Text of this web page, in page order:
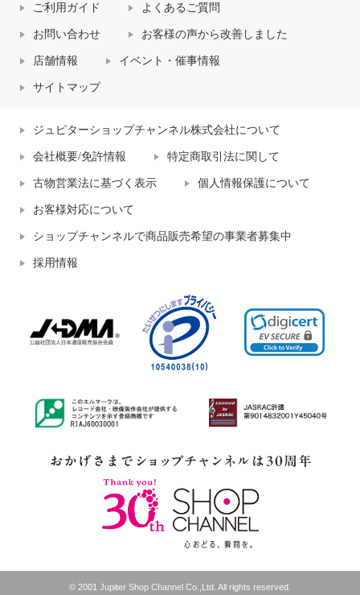
ご利用ガイド よくあるご質問
お問い合わせ お客様の声から改善しました
店舗情報 イベント・催事情報
サイトマップ
ジュピターショップチャンネル株式会社について
会社概要/免許情報 特定商取引法に関して
古物営業法に基づく表示 個人情報保護について
お客様対応について
ショップチャンネルで商品販売希望の事業者募集中
採用情報
© 2001 Jupiter Shop Channel Co.,Ltd. All rights reserved.